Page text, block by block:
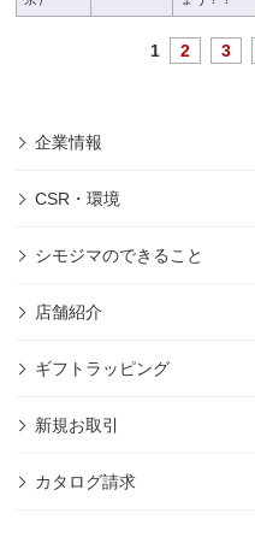
1 2 3
企業情報
CSR・環境
シモジマのできること
店舗紹介
ギフトラッピング
新規お取引
カタログ請求